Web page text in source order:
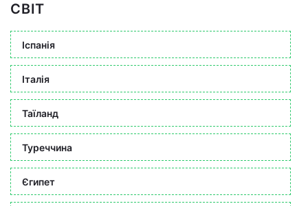
СВІТ
Іспанія
Італія
Таїланд
Туреччина
Єгипет